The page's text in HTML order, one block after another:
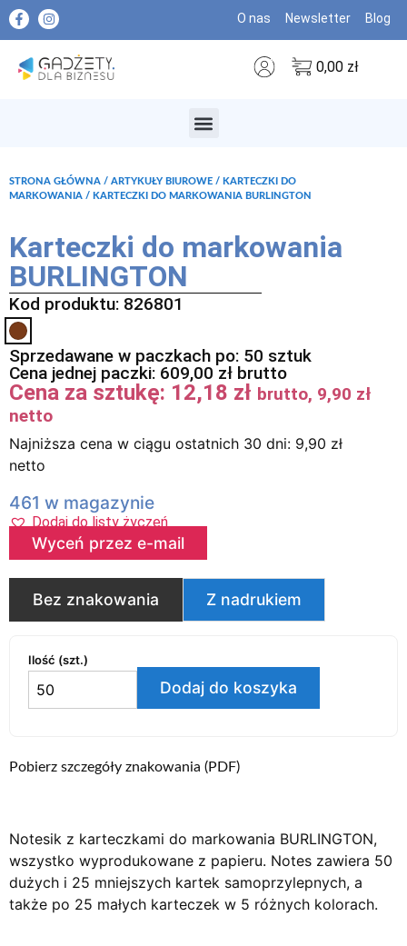
O nas Newsletter Blog
0,00 zł
STRONA GŁÓWNA / ARTYKUŁY BIUROWE / KARTECZKI DO
MARKOWANIA / KARTECZKI DO MARKOWANIA BURLINGTON
Karteczki do markowania
BURLINGTON
Kod produktu: 826801
Sprzedawane w paczkach po: 50 sztuk
Cena jednej paczki: 609,00 zł brutto
Cena za sztukę: 12,18 zł brutto, 9,90 zł
netto
Najniższa cena w ciągu ostatnich 30 dni: 9,90 zł
netto
461 w magazynie
Dodaj do listy życzeń
Wyceń przez e-mail
Bez znakowania Z nadrukiem
Ilość (szt.)
Dodaj do koszyka
Pobierz szczegóły znakowania (PDF)
Notesik z karteczkami do markowania BURLINGTON,
wszystko wyprodukowane z papieru. Notes zawiera 50
dużych i 25 mniejszych kartek samoprzylepnych, a
także po 25 małych karteczek w 5 różnych kolorach.